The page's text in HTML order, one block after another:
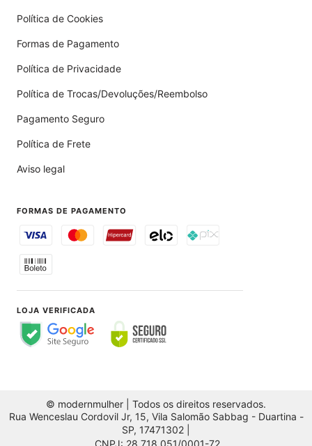
Política de Cookies
Formas de Pagamento
Política de Privacidade
Política de Trocas/Devoluções/Reembolso
Pagamento Seguro
Política de Frete
Aviso legal
FORMAS DE PAGAMENTO
LOJA VERIFICADA
© modernmulher | Todos os direitos reservados.
Rua Wenceslau Cordovil Jr, 15, Vila Salomão Sabbag - Duartina -
SP, 17471302 |
CNPJ: 28.718.051/0001-72